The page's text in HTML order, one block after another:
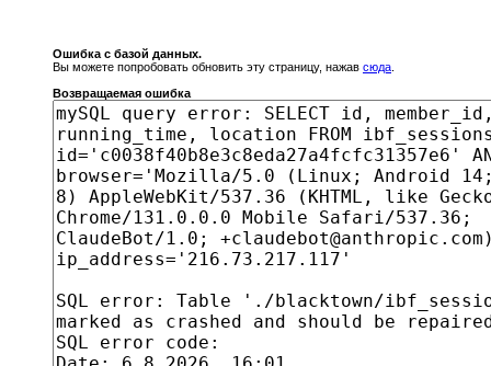
Ошибка с базой данных.
Вы можете попробовать обновить эту страницу, нажав сюда
Возвращаемая ошибка